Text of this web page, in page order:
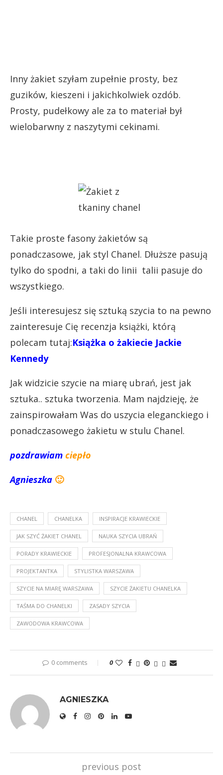
Inny żakiet szyłam zupełnie prosty, bez
guzików, kieszeni i jakichkolwiek ozdób.
Prosty, pudełkowy ale za to materiał był
wielobarwny z naszytymi cekinami.
Takie proste fasony żakietów są
ponadczasowe, jak styl Chanel. Dłuższe pasują
tylko do spodni, a taki do linii talii pasuje do
wszystkiego.
Jeśli interesujesz się sztuką szycia to na pewno
zainteresuje Cię recenzja książki, którą
polecam tutaj:Książka o żakiecie Jackie
Kennedy
Jak widzicie szycie na miarę ubrań, jest jak
sztuka.. sztuka tworzenia. Mam najdzieję, że
zainspirowałam Was do uszycia eleganckiego i
ponadczasowego żakietu w stulu Chanel.
pozdrawiam ciepło
Agnieszka 🙂
CHANEL CHANELKA INSPIRACJE KRAWIECKIE
JAK SZYĆ ŻAKIET CHANEL NAUKA SZYCIA UBRAŃ
PORADY KRAWIECKIE PROFESJONALNA KRAWCOWA
PROJEKTANTKA STYLISTKA WARSZAWA
SZYCIE NA MIARĘ WARSZAWA SZYCIE ŻAKIETU CHANELKA
TAŚMA DO CHANELKI ZASADY SZYCIA
ZAWODOWA KRAWCOWA
0 comments 0
AGNIESZKA
previous post